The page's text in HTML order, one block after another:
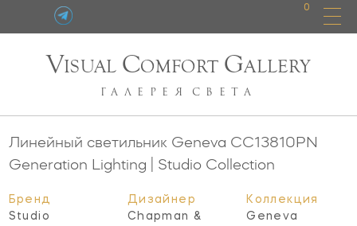
0
VISUAL COMFORT GALLERY
ГАЛЕРЕЯ СВЕТА
Линейный светильник Geneva CC13810PN
Generation Lighting | Studio Collection
Бренд
Studio
Дизайнер
Chapman &
Коллекция
Geneva